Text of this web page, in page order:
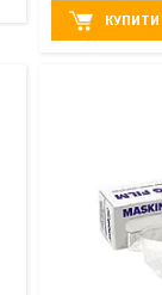
КУПИТИ